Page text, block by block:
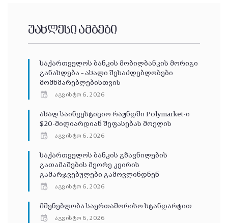
უახლესი ამბები
საქართველოს ბანკის მობილბანკის მორიგი
განახლება – ახალი შესაძლებლობები
მომხმარებლებისთვის
აგვისტო 6, 2026
ახალ საინვესტიციო რაუნდში Polymarket-ი
$20-მილიარდიან შეფასებას მოელის
აგვისტო 6, 2026
საქართველოს ბანკის გზავნილების
გათამაშების მეორე კვირის
გამარჯვებულები გამოვლინდნენ
აგვისტო 6, 2026
მშენებლობა საერთაშორისო სტანდარტით
აგვისტო 6, 2026